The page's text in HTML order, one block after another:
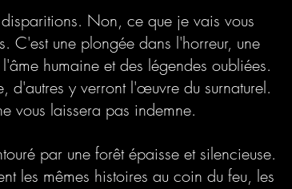
Non, ce que je vais vous
C'est une plongée dans l'horreur, une
humaine et des légendes oubliées.
d'autres y verront l'œuvre du surnaturel.
vous laissera pas indemne.
par une forêt épaisse et silencieuse.
les mêmes histoires au coin du feu, les